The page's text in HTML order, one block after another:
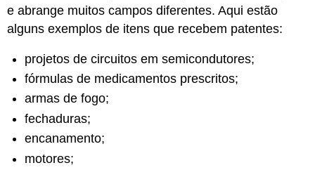
e abrange muitos campos diferentes. Aqui estão
alguns exemplos de itens que recebem patentes:
projetos de circuitos em semicondutores;
fórmulas de medicamentos prescritos;
armas de fogo;
fechaduras;
encanamento;
motores;